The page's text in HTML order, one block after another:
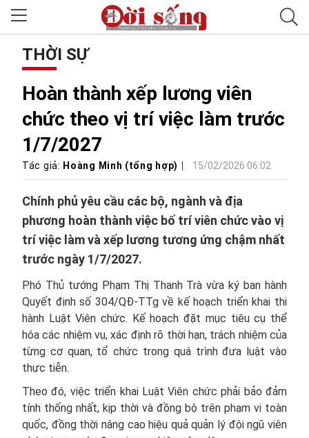
THỜI SỰ
Hoàn thành xếp lương viên
chức theo vị trí việc làm trước
1/7/2027
Tác giả: Hoàng Minh (tổng hợp) 15/02/2026 06:02
Chính phủ yêu cầu các bộ, ngành và địa
phương hoàn thành việc bố trí viên chức vào vị
trí việc làm và xếp lương tương ứng chậm nhất
trước ngày 1/7/2027.
Phó Thủ tướng Phạm Thị Thanh Trà vừa ký ban hành
Quyết định số 304/QĐ-TTg về kế hoạch triển khai thi
hành Luật Viên chức. Kế hoạch đặt mục tiêu cụ thể
hóa các nhiệm vụ, xác định rõ thời hạn, trách nhiệm của
từng cơ quan, tổ chức trong quá trình đưa luật vào
thực tiễn.
Theo đó, việc triển khai Luật Viên chức phải bảo đảm
tính thống nhất, kịp thời và đồng bộ trên phạm vi toàn
quốc, đồng thời nâng cao hiệu quả quản lý đội ngũ viên